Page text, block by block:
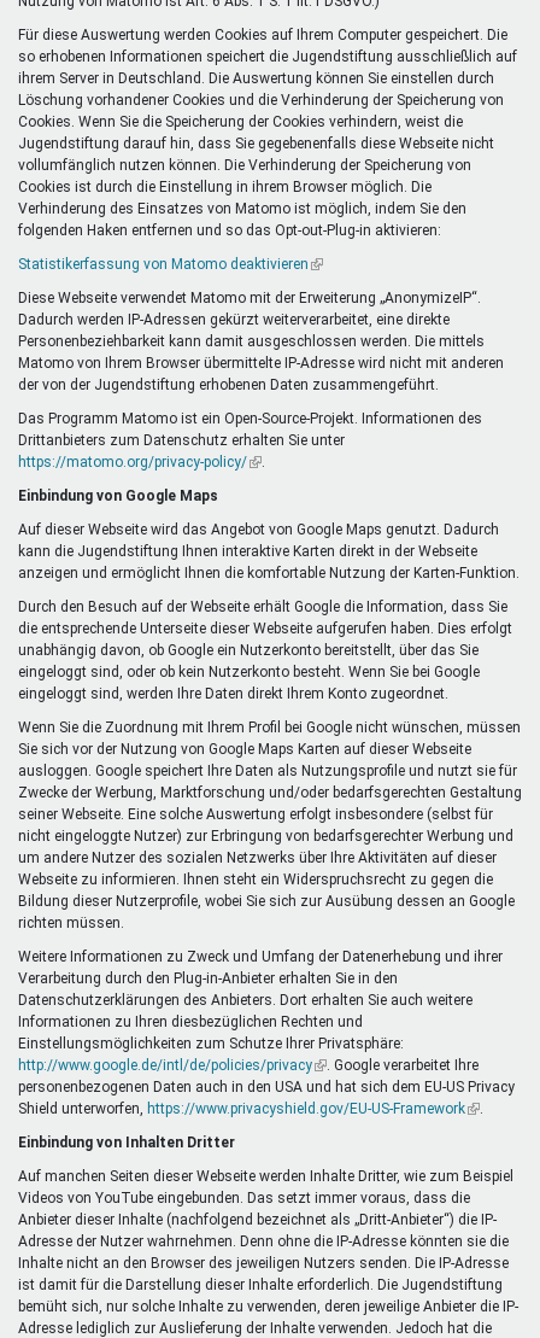
Für diese Auswertung werden Cookies auf Ihrem Computer gespeichert. Die
so erhobenen Informationen speichert die Jugendstiftung ausschließlich auf
ihrem Server in Deutschland. Die Auswertung können Sie einstellen durch
Löschung vorhandener Cookies und die Verhinderung der Speicherung von
Cookies. Wenn Sie die Speicherung der Cookies verhindern, weist die
Jugendstiftung darauf hin, dass Sie gegebenenfalls diese Webseite nicht
vollumfänglich nutzen können. Die Verhinderung der Speicherung von
Cookies ist durch die Einstellung in ihrem Browser möglich. Die
Verhinderung des Einsatzes von Matomo ist möglich, indem Sie den
folgenden Haken entfernen und so das Opt-out-Plug-in aktivieren:
Statistikerfassung von Matomo deaktivieren (Link
extern)
Diese Webseite verwendet Matomo mit der Erweiterung „AnonymizeIP“.
Dadurch werden IP-Adressen gekürzt weiterverarbeitet, eine direkte
Personenbeziehbarkeit kann damit ausgeschlossen werden. Die mittels
Matomo von Ihrem Browser übermittelte IP-Adresse wird nicht mit anderen
der von der Jugendstiftung erhobenen Daten zusammengeführt.
Das Programm Matomo ist ein Open-Source-Projekt. Informationen des
Drittanbieters zum Datenschutz erhalten Sie unter
https://matomo.org/privacy-policy/(Link
Einbindung von Google Maps
Auf dieser Webseite wird das Angebot von Google Maps genutzt. Dadurch
kann die Jugendstiftung Ihnen interaktive Karten direkt in der Webseite
anzeigen und ermöglicht Ihnen die komfortable Nutzung der Karten-Funktion.
Durch den Besuch auf der Webseite erhält Google die Information, dass Sie
die entsprechende Unterseite dieser Webseite aufgerufen haben. Dies erfolgt
unabhängig davon, ob Google ein Nutzerkonto bereitstellt, über das Sie
eingeloggt sind, oder ob kein Nutzerkonto besteht. Wenn Sie bei Google
eingeloggt sind, werden Ihre Daten direkt Ihrem Konto zugeordnet.
Wenn Sie die Zuordnung mit Ihrem Profil bei Google nicht wünschen, müssen
Sie sich vor der Nutzung von Google Maps Karten auf dieser Webseite
ausloggen. Google speichert Ihre Daten als Nutzungsprofile und nutzt sie für
Zwecke der Werbung, Marktforschung und/oder bedarfsgerechten Gestaltung
seiner Webseite. Eine solche Auswertung erfolgt insbesondere (selbst für
nicht eingeloggte Nutzer) zur Erbringung von bedarfsgerechter Werbung und
um andere Nutzer des sozialen Netzwerks über Ihre Aktivitäten auf dieser
Webseite zu informieren. Ihnen steht ein Widerspruchsrecht zu gegen die
Bildung dieser Nutzerprofile, wobei Sie sich zur Ausübung dessen an Google
richten müssen.
Weitere Informationen zu Zweck und Umfang der Datenerhebung und ihrer
Verarbeitung durch den Plug-in-Anbieter erhalten Sie in den
Datenschutzerklärungen des Anbieters. Dort erhalten Sie auch weitere
Informationen zu Ihren diesbezüglichen Rechten und
Einstellungsmöglichkeiten zum Schutze Ihrer Privatsphäre:
http://www.google.de/intl/de/policies/privacy(Link
ist
extern)
. Google verarbeitet Ihre
personenbezogenen Daten auch in den USA und hat sich dem EU-US Privacy
Shield unterworfen,
https://www.privacyshield.gov/EU-US-Framework(Link
Einbindung von Inhalten Dritter
Auf manchen Seiten dieser Webseite werden Inhalte Dritter, wie zum Beispiel
Videos von YouTube eingebunden. Das setzt immer voraus, dass die
Anbieter dieser Inhalte (nachfolgend bezeichnet als „Dritt-Anbieter“) die IP-
Adresse der Nutzer wahrnehmen. Denn ohne die IP-Adresse könnten sie die
Inhalte nicht an den Browser des jeweiligen Nutzers senden. Die IP-Adresse
ist damit für die Darstellung dieser Inhalte erforderlich. Die Jugendstiftung
bemüht sich, nur solche Inhalte zu verwenden, deren jeweilige Anbieter die IP-
Adresse lediglich zur Auslieferung der Inhalte verwenden. Jedoch hat die